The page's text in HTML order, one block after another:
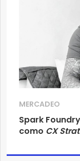
MERCADEO
Spark
como CX